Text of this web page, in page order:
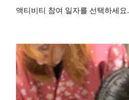
액티비티 참여 일자를 선택하세요.